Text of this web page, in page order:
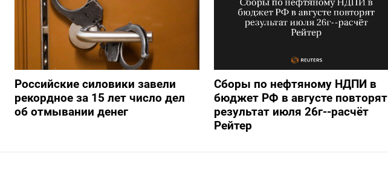
Российские силовики завели
рекордное за 15 лет число дел
об отмывании денег
Сборы по нефтяному НДПИ в
бюджет РФ в августе повторят
результат июля 26г--расчёт
Рейтер